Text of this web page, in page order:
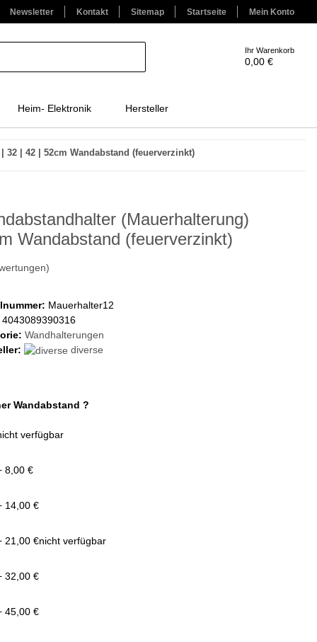
Newsletter Kontakt Sitemap Startseite Mein Konto
Ihr Warenkorb
0,00 €
Heim- Elektronik Hersteller
32 | 42 | 52cm Wandabstand (feuerverzinkt)
(Mauerhalterung)
Wandabstand (feuerverzinkt)
Mauerhalter12
4043089390316
Wandhalterungen
diverse
Wandabstand ?
verfügbar
8,00 €
14,00 €
21,00 €nicht verfügbar
32,00 €
45,00 €